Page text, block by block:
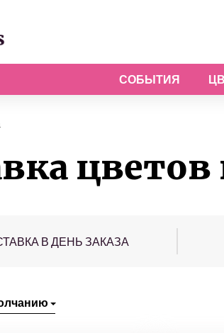
СОБЫТИЯ
цветов
В ДЕНЬ ЗАКАЗА